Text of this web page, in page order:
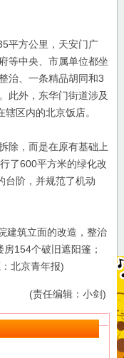
平方公里，天安门广
等中央、市属单位都坐
治、一条精品胡同和3
此外，东华门街道涉及
区内的北京饭店。
，而是在原有基础上
了600平方米的绿化改
台阶，并规范了机动
筑立面的改造，整治
154个破旧遮阳篷；
北京青年报)
(责任编辑：小剑)